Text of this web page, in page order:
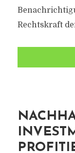
Rechtskraft